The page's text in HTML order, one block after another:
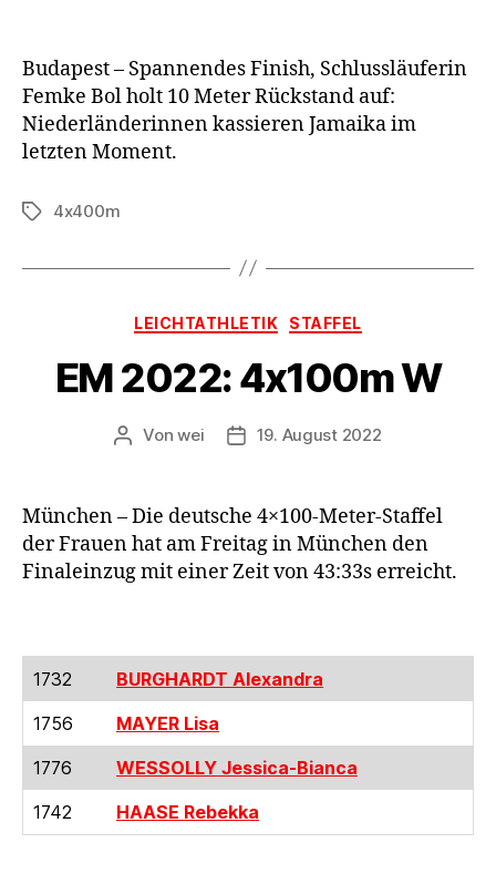
Budapest – Spannendes Finish, Schlussläuferin
Femke Bol holt 10 Meter Rückstand auf:
Niederländerinnen kassieren Jamaika im
letzten Moment.
Schlagwörter
4x400m
Kategorien
LEICHTATHLETIK STAFFEL
EM 2022: 4x100m W
Beitragsautor
Vonwei Beitragsdatum
19. August 2022
München – Die deutsche 4×100-Meter-Staffel
der Frauen hat am Freitag in München den
Finaleinzug mit einer Zeit von 43:33s erreicht.
1732
BURGHARDT Alexandra
1756
MAYER Lisa
1776
WESSOLLY Jessica-Bianca
1742
HAASE Rebekka